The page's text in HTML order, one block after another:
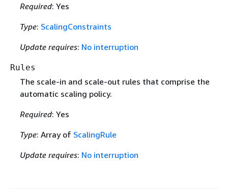
Required: Yes
Type: ScalingConstraints
Update requires: No interruption
Rules
The scale-in and scale-out rules that comprise the
automatic scaling policy.
Required: Yes
Type: Array of ScalingRule
Update requires: No interruption